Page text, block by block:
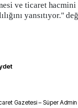
ve ticaret hacmini
yansıtıyor."
Gazetesi – Süper Admin